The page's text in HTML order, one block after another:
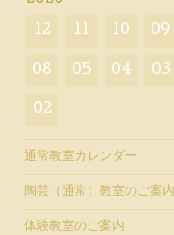
12 11 10 09
08 05 04 03
02
通常教室カレンダー
陶芸（通常）教室のご案内
体験教室のご案内